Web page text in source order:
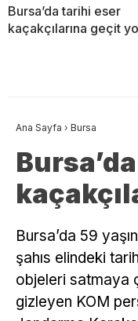
Bursa’da tarihi eser
kaçakçılarına geçit
Ana Sayfa › Bursa
Bursa’da 59
şahıs elindeki
objeleri satmaya
gizleyen KOM